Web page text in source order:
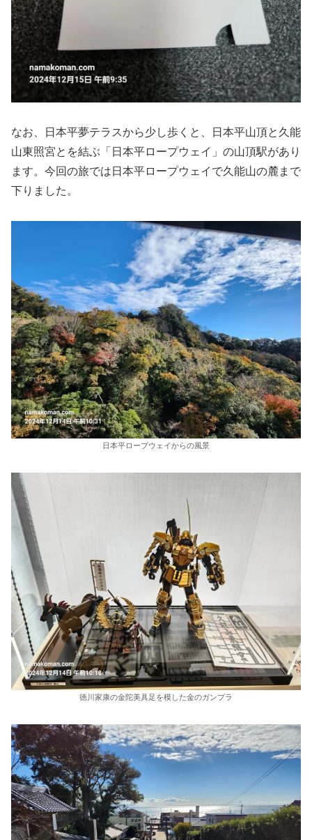
なお、日本平夢テラスから少し歩くと、日本平山頂と久能
山東照宮とを結ぶ「日本平ロープウェイ」の山頂駅があり
ます。今回の旅では日本平ロープウェイで久能山の麓まで
下りました。
日本平ロープウェイからの風景
徳川家康の金陀美具足を模した金のガンプラ